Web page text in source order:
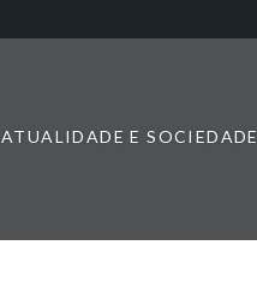
ATUALIDADE E SOCIEDADE